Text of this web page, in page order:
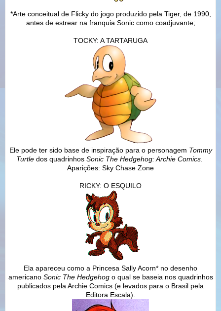
*Arte conceitual de Flicky do jogo produzido pela Tiger, de 1990,
antes de estrear na franquia Sonic como coadjuvante;
TOCKY: A TARTARUGA
Ele pode ter sido base de inspiração para o personagem Tommy
Turtle dos quadrinhos Sonic The Hedgehog: Archie Comics
Aparições: Sky Chase Zone
RICKY: O ESQUILO
Ela apareceu como a Princesa Sally Acorn* no desenho
americano Sonic The Hedgehog o qual se baseia nos quadrinhos
publicados pela Archie Comics (e levados para o Brasil pela
Editora Escala).